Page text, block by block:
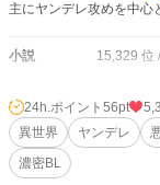
主にヤンデレ攻めを中心
小説 15,329 位
3,735 位
お気に入り 1,025
24h.ポイント
24h.ポイント 56pt
異世界
ヤンデレ
濃密BL